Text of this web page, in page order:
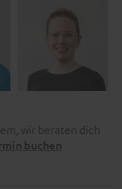
wir beraten dich
buchen